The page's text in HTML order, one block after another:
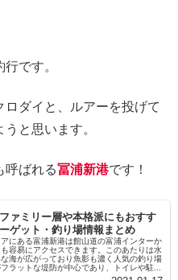
です。
ダイと、ルアーを投げて
と思います。
呼ばれる冨浦新港です！
ファミリー層や本格派にもおすす
ゲット・釣り場情報まとめ
にある富浦新港は館山道の富浦インターか
容易にアクセスできます。このあたりは水
海が広がっており魚影も濃く人気の釣り場
ラットな堤防が中心であり、トイレや駐...